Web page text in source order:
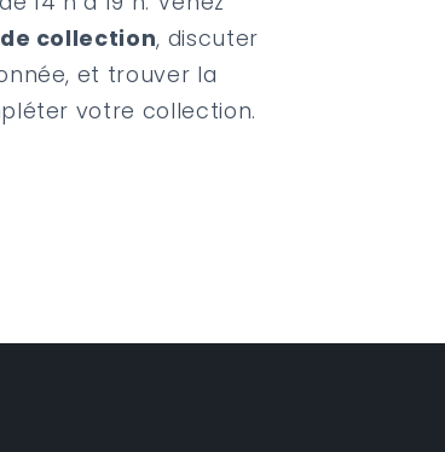
collection, discuter
et trouver la
votre collection.